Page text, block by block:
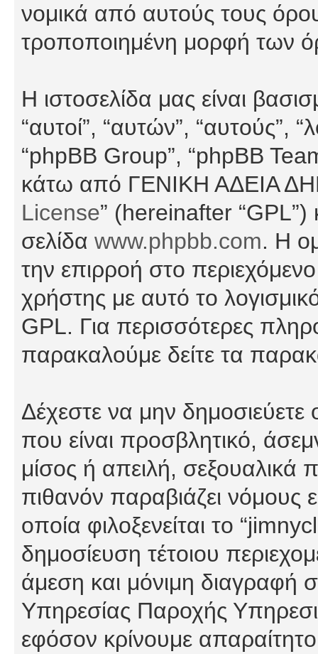
νομικά από αυτούς τους
τροποποιημένη μορφή των
Η ιστοσελίδα μας είναι
“αυτοί”, “αυτών”, “αυτούς”,
“phpBB Group”, “phpBB
κάτω από ΓΕΝΙΚΗ ΑΔΕΙΑ
License” (hereinafter “GPL”)
σελίδα www.phpbb.com. Η
την επιρροή στο
χρήστης με αυτό το
GPL. Για περισσότερες
παρακαλούμε δείτε τα
Δέχεστε να μην
που είναι προσβλητικό,
μίσος ή απειλή, σεξουαλικά
πιθανόν παραβιάζει νόμους
οποία φιλοξενείται το
δημοσίευση τέτοιου
άμεση και μόνιμη διαγραφή
Υπηρεσίας Παροχής
εφόσον κρίνουμε